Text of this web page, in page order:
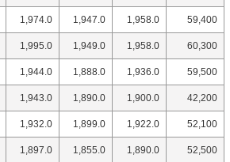
1,974.0 1,947.0 1,958.0 59,400
1,995.0 1,949.0 1,958.0 60,300
1,944.0 1,888.0 1,936.0 59,500
1,943.0 1,890.0 1,900.0 42,200
1,932.0 1,899.0 1,922.0 52,100
1,897.0 1,855.0 1,890.0 52,500